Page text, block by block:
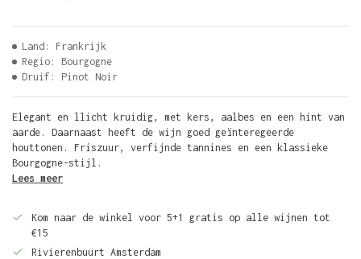
Land: Frankrijk
Regio: Bourgogne
Druif: Pinot Noir
Elegant en llicht kruidig, met kers, aalbes en een hint van
aarde. Daarnaast heeft de wijn goed geïnteregeerde
houttonen. Friszuur, verfijnde tannines en een klassieke
Bourgogne-stijl.
Lees meer
Kom naar de winkel voor 5+1 gratis op alle wijnen tot
€15
Rivierenbuurt Amsterdam